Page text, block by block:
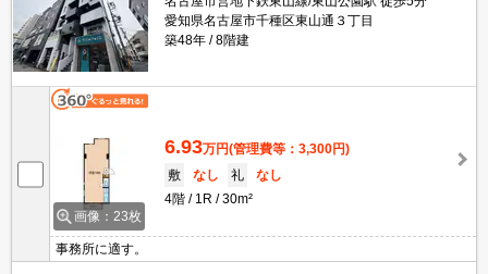
愛知県名古屋市千種区東山通３丁目
築48年
8階建
画像：23枚
6.93万円(管理費等：3,300円)
敷
なし 礼
なし
4階
1R 30m²
事務所に適す。